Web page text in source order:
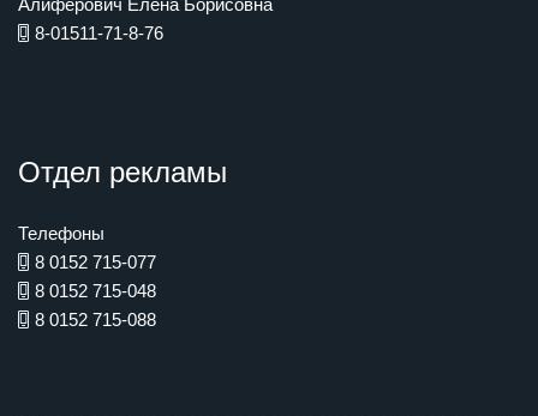
8-01511-71-8-76
Отдел рекламы
Телефоны
8 0152 715-077
8 0152 715-048
8 0152 715-088